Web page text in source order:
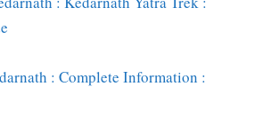
: Complete Information :